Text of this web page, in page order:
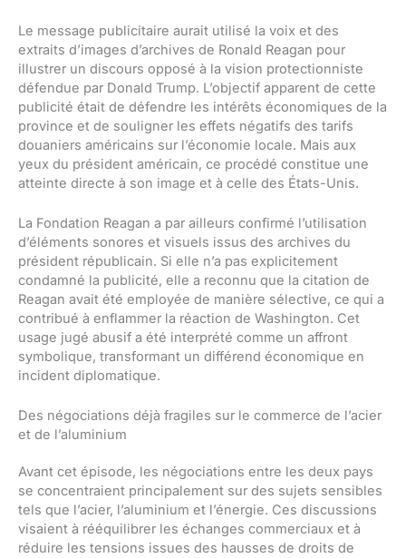
Le message publicitaire aurait utilisé la voix et des
extraits d’images d’archives de Ronald Reagan pour
illustrer un discours opposé à la vision protectionniste
défendue par Donald Trump. L’objectif apparent de cette
publicité était de défendre les intérêts économiques de la
province et de souligner les effets négatifs des tarifs
douaniers américains sur l’économie locale. Mais aux
yeux du président américain, ce procédé constitue une
atteinte directe à son image et à celle des États-Unis.
La Fondation Reagan a par ailleurs confirmé l’utilisation
d’éléments sonores et visuels issus des archives du
président républicain. Si elle n’a pas explicitement
condamné la publicité, elle a reconnu que la citation de
Reagan avait été employée de manière sélective, ce qui a
contribué à enflammer la réaction de Washington. Cet
usage jugé abusif a été interprété comme un affront
symbolique, transformant un différend économique en
incident diplomatique.
Des négociations déjà fragiles sur le commerce de l’acier
et de l’aluminium
Avant cet épisode, les négociations entre les deux pays
se concentraient principalement sur des sujets sensibles
tels que l’acier, l’aluminium et l’énergie. Ces discussions
visaient à rééquilibrer les échanges commerciaux et à
réduire les tensions issues des hausses de droits de